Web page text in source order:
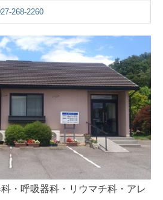
268-2260
・呼吸器科・リウマチ科・アレ